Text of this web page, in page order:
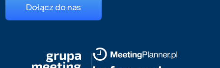
Dołącz do nas